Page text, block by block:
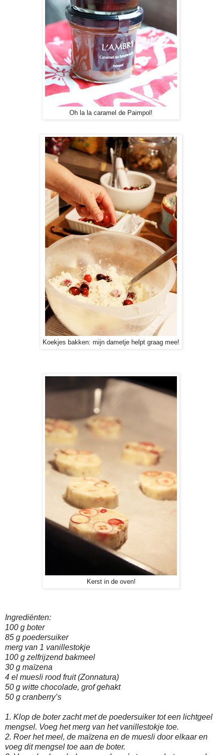
Oh la la caramel de Paimpol!
Koekjes bakken: mijn dametje helpt graag mee!
Kerst in de oven!
Ingrediënten:
100 g boter
85 g poedersuiker
merg van 1 vanillestokje
100 g zelfrijzend bakmeel
30 g maïzena
4 el muesli rood fruit (Zonnatura)
50 g witte chocolade, grof gehakt
50 g cranberry’s
1. Klop de boter zacht met de poedersuiker tot een lichtgeel
mengsel. Voeg het merg van het vanillestokje toe.
2. Roer het meel, de maïzena en de muesli door elkaar en
voeg dit mengsel toe aan de boter.